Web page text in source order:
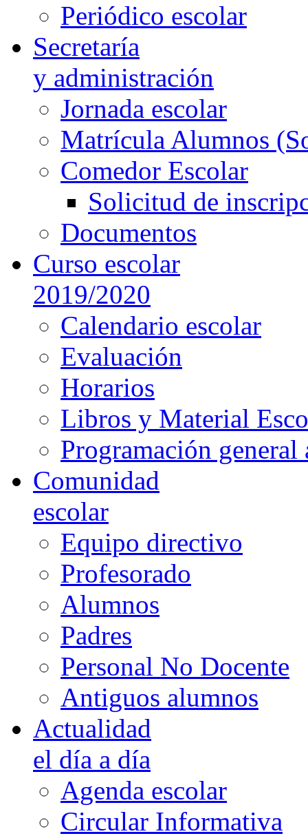
Periódico escolar
Secretaría
y administración
Jornada escolar
Matrícula Alumnos
Comedor Escolar
Solicitud de
Documentos
Curso escolar
2019/2020
Calendario escolar
Evaluación
Horarios
Libros y Material
Programación general
Comunidad
escolar
Equipo directivo
Profesorado
Alumnos
Padres
Personal No Docente
Antiguos alumnos
Actualidad
el día a día
Agenda escolar
Circular Informativa